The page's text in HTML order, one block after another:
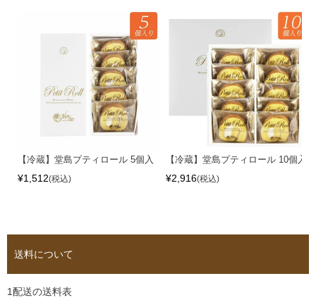
【冷蔵】堂島プティロール 5個入
¥1,512 税込
【冷蔵】堂島プティロール 10個入
¥2,916 税込
送料について
1配送の送料表